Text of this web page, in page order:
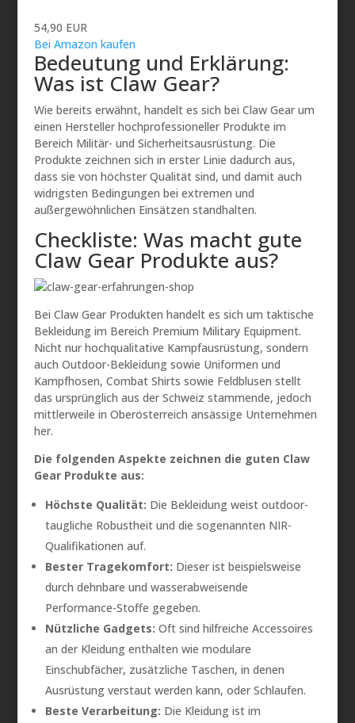
54,90 EUR
Bei Amazon kaufen
Bedeutung und Erklärung:
Was ist Claw Gear?
Wie bereits erwähnt, handelt es sich bei Claw Gear um
einen Hersteller hochprofessioneller Produkte im
Bereich Militär- und Sicherheitsausrüstung. Die
Produkte zeichnen sich in erster Linie dadurch aus,
dass sie von höchster Qualität sind, und damit auch
widrigsten Bedingungen bei extremen und
außergewöhnlichen Einsätzen standhalten.
Checkliste: Was macht gute
Claw Gear Produkte aus?
Bei Claw Gear Produkten handelt es sich um taktische
Bekleidung im Bereich Premium Military Equipment.
Nicht nur hochqualitative Kampfausrüstung, sondern
auch Outdoor-Bekleidung sowie Uniformen und
Kampfhosen, Combat Shirts sowie Feldblusen stellt
das ursprünglich aus der Schweiz stammende, jedoch
mittlerweile in Oberösterreich ansässige Unternehmen
her.
Die folgenden Aspekte zeichnen die guten Claw
Gear Produkte aus:
Höchste Qualität: Die Bekleidung weist outdoor-
taugliche Robustheit und die sogenannten NIR-
Qualifikationen auf.
Bester Tragekomfort: Dieser ist beispielsweise
durch dehnbare und wasserabweisende
Performance-Stoffe gegeben.
Nützliche Gadgets: Oft sind hilfreiche Accessoires
an der Kleidung enthalten wie modulare
Einschubfächer, zusätzliche Taschen, in denen
Ausrüstung verstaut werden kann, oder Schlaufen.
Beste Verarbeitung: Die Kleidung ist im